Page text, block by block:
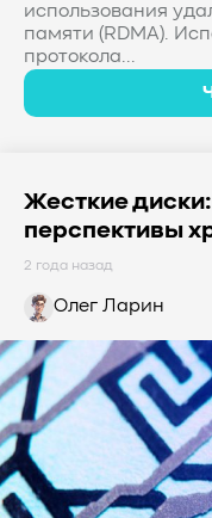
использования
памяти (RDMA).
протокола...
Жесткие
перспективы
2 года назад
Олег Ларин